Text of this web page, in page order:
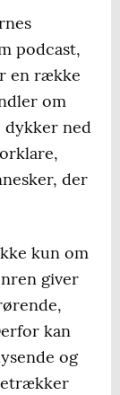
podcast,
en række
om
dykker ned
der
kun om
giver
kan
og